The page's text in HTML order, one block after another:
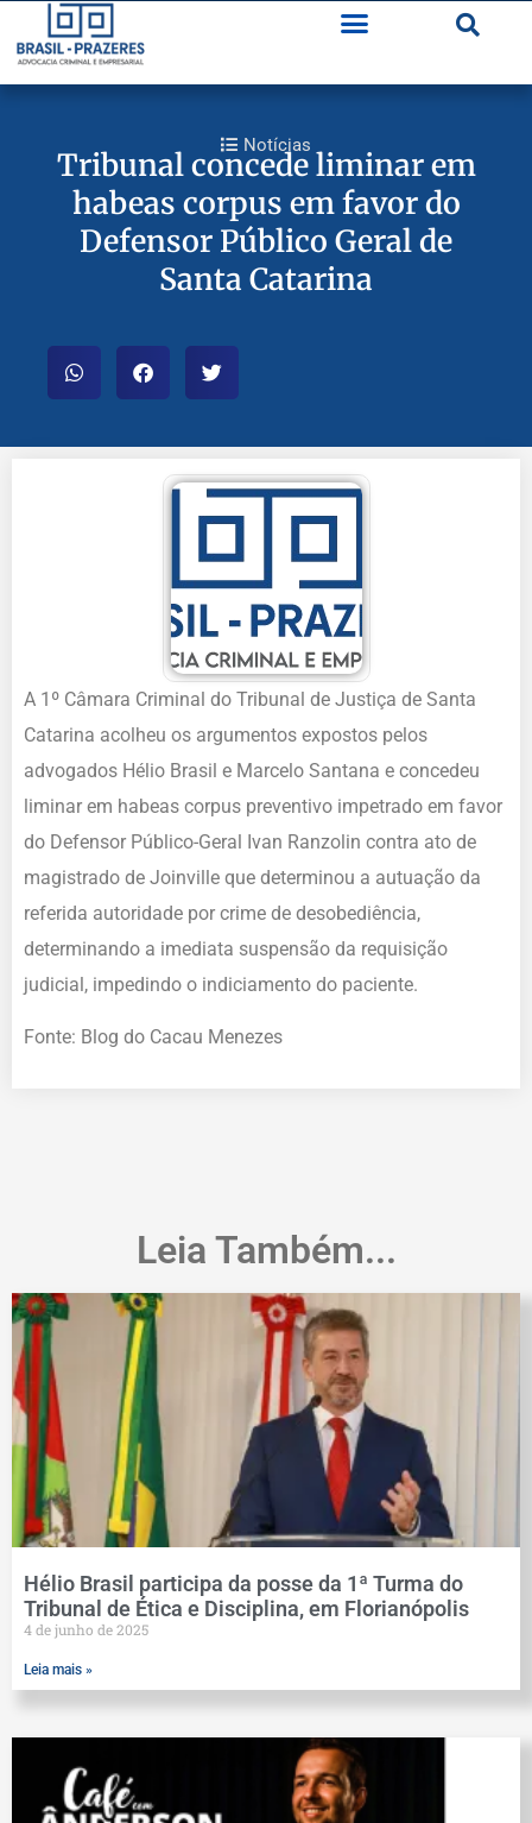
Notícias
Tribunal concede liminar em
habeas corpus em favor do
Defensor Público Geral de
Santa Catarina
A 1º Câmara Criminal do Tribunal de Justiça de Santa
Catarina acolheu os argumentos expostos pelos
advogados Hélio Brasil e Marcelo Santana e concedeu
liminar em habeas corpus preventivo impetrado em favor
do Defensor Público-Geral Ivan Ranzolin contra ato de
magistrado de Joinville que determinou a autuação da
referida autoridade por crime de desobediência,
determinando a imediata suspensão da requisição
judicial, impedindo o indiciamento do paciente.
Fonte: Blog do Cacau Menezes
Leia Também...
Hélio Brasil participa da posse da 1ª Turma do
Tribunal de Ética e Disciplina, em Florianópolis
4 de junho de 2025
Leia mais »